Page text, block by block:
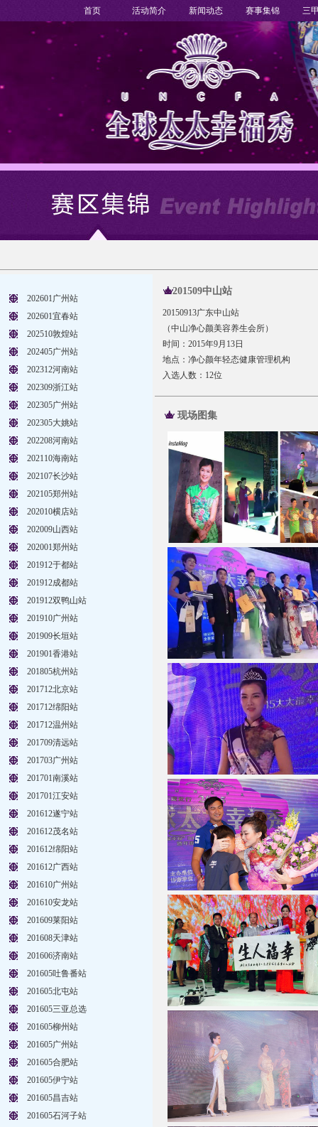
首页 活动简介 新闻动态 赛事集锦 三
202601广州站
202601宜春站
202510敦煌站
202405广州站
202312河南站
202309浙江站
202305广州站
202305大姚站
202208河南站
202110海南站
202107长沙站
202105郑州站
202010横店站
202009山西站
202001郑州站
201912于都站
201912成都站
201912双鸭山站
201910广州站
201909长垣站
201901香港站
201805杭州站
201712北京站
201712绵阳站
201712温州站
201709清远站
201703广州站
201701南溪站
201701江安站
201612遂宁站
201612茂名站
201612绵阳站
201612广西站
201610广州站
201610安龙站
201609莱阳站
201608天津站
201606济南站
201605吐鲁番站
201605北屯站
201605三亚总选
201605柳州站
201605广州站
201605合肥站
201605伊宁站
201605昌吉站
201605石河子站
201509中山站
20150913广东中山站
（中山净心颜美容养生会所）
时间：2015年9月13日
地点：净心颜年轻态健康管理机构
入选人数：12位
现场图集